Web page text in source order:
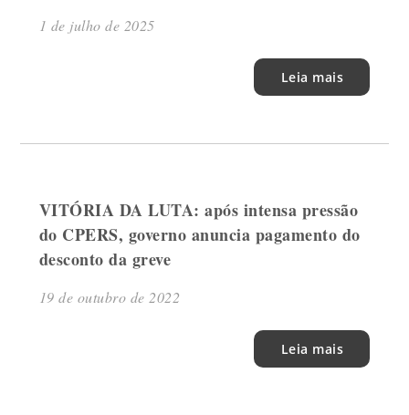
1 de julho de 2025
Leia mais
VITÓRIA DA LUTA: após intensa pressão
do CPERS, governo anuncia pagamento do
desconto da greve
19 de outubro de 2022
Leia mais